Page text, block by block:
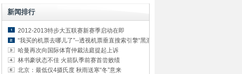
新闻排行
2012-2013特步大五联赛新赛季启动在即
“我买的机票去哪儿了”--透视机票垂直搜索引擎“黑洞”
哈曼再次向国际体育仲裁法庭提起上诉
林书豪状态不佳 火箭队季前赛首尝败绩
北京：最低仅4摄氏度 秋雨送寒“冬”意来